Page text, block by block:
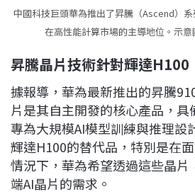
中國科技巨頭華為推出了昇騰（Ascend）
在高性能計算市場的主導地位。示意
昇騰晶片技術針對輝達H100
據報導，華為最新推出的昇騰
片是其自主開發的核心產品，具
專為大規模AI模型訓練與推理設
輝達H100的替代品，特別是在
情況下，華為希望透過這些晶片
端AI晶片的需求。